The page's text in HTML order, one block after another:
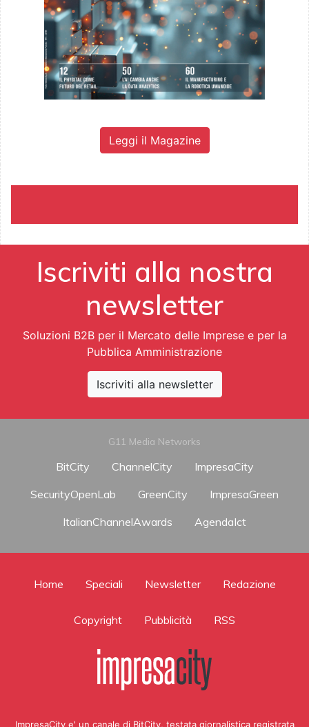
Leggi il Magazine
Iscriviti alla nostra
newsletter
Soluzioni B2B per il Mercato delle Imprese e per la
Pubblica Amministrazione
Iscriviti alla newsletter
G11 Media Networks
BitCity ChannelCity
ImpresaCity
SecurityOpenLab
GreenCity
ImpresaGreen
ItalianChannelAwards
AgendaIct
Home Speciali Newsletter Redazione
Copyright Pubblicità RSS
ImpresaCity e' un canale di BitCity, testata giornalistica registrata